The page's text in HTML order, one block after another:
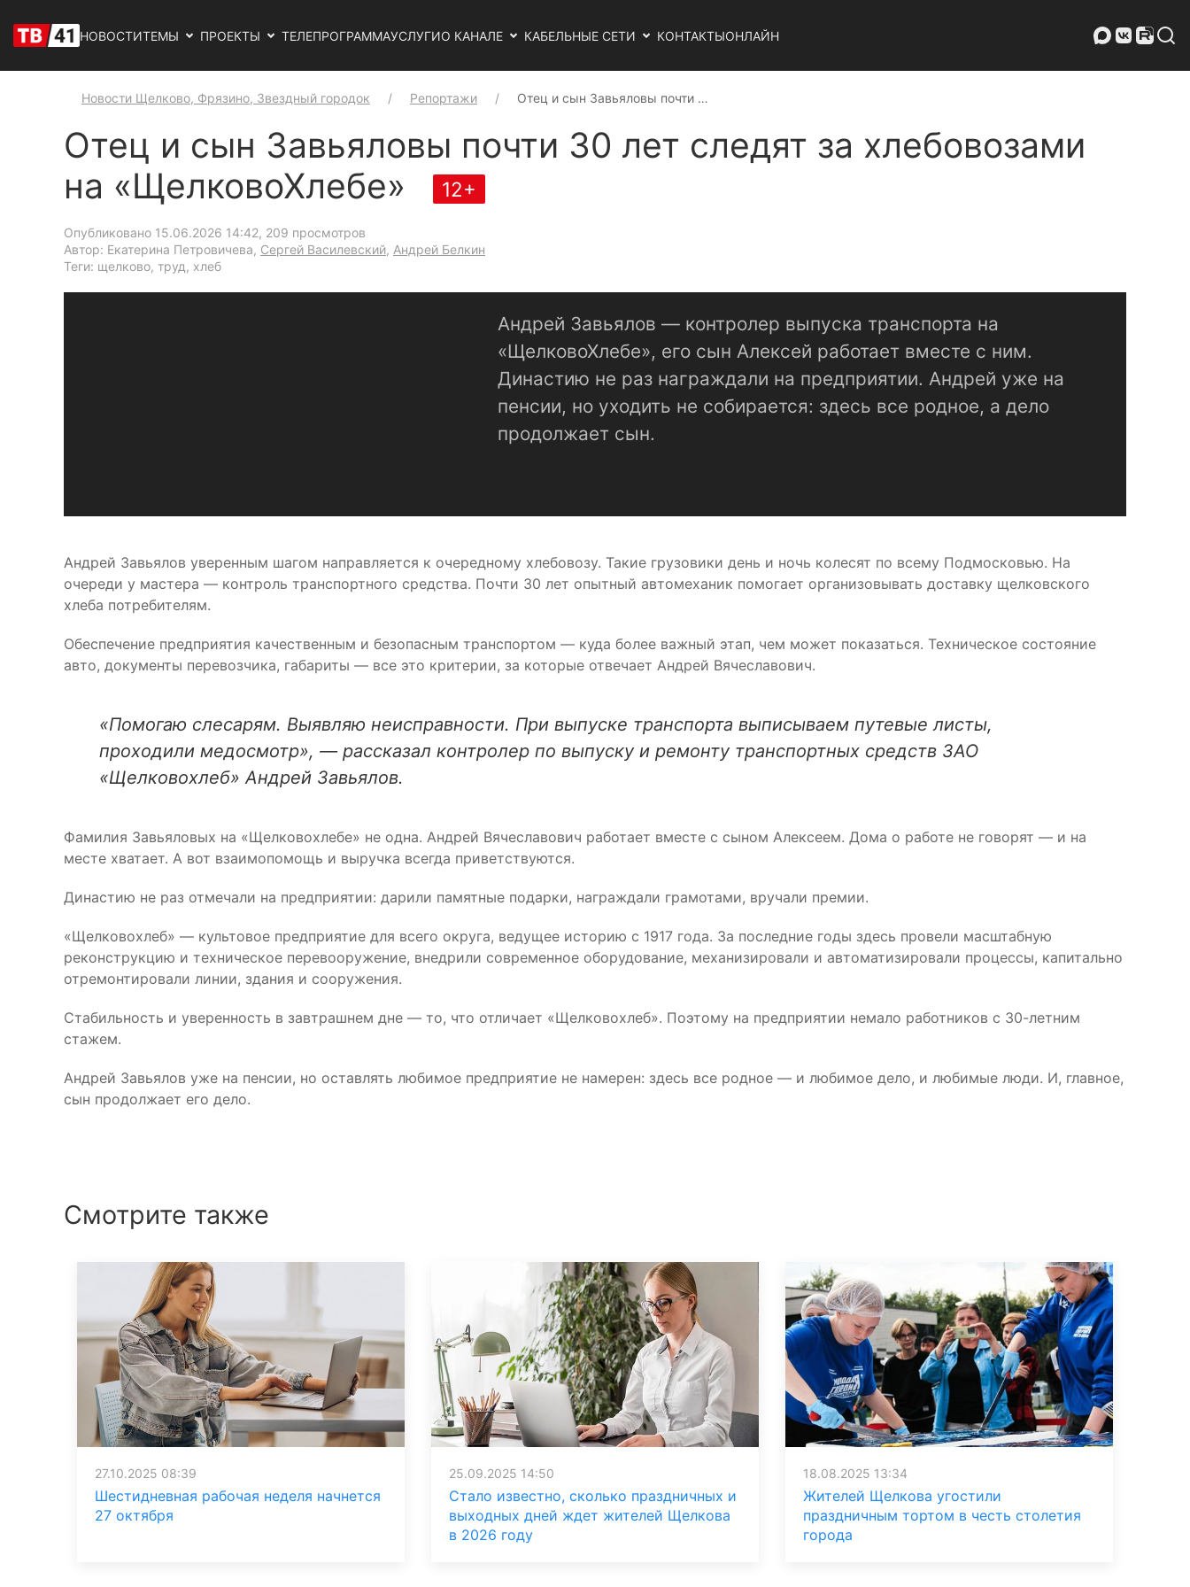
НОВОСТИТЕМЫ ПРОЕКТЫ ТЕЛЕПРОГРАММАУСЛУГИО КАНАЛЕ КАБЕЛЬНЫЕ СЕТИ КОНТАКТЫОНЛАЙН
Новости Щелково, Фрязино, Звездный городок Репортажи Отец и сын Завьяловы почти …
Отец и сын Завьяловы почти 30 лет следят за хлебовозами
на «ЩелковоХлебе»
12+
Опубликовано 15.06.2026 14:42, 209 просмотров
Автор: Екатерина Петровичева, Сергей Василевский, Андрей Белкин
Теги: щелково, труд, хлеб
Андрей Завьялов — контролер выпуска транспорта на
«ЩелковоХлебе», его сын Алексей работает вместе с ним.
Династию не раз награждали на предприятии. Андрей уже на
пенсии, но уходить не собирается: здесь все родное, а дело
продолжает сын.
Андрей Завьялов уверенным шагом направляется к очередному хлебовозу. Такие грузовики день и ночь колесят по всему Подмосковью. На
очереди у мастера — контроль транспортного средства. Почти 30 лет опытный автомеханик помогает организовывать доставку щелковского
хлеба потребителям.
Обеспечение предприятия качественным и безопасным транспортом — куда более важный этап, чем может показаться. Техническое состояние
авто, документы перевозчика, габариты — все это критерии, за которые отвечает Андрей Вячеславович.
«Помогаю слесарям. Выявляю неисправности. При выпуске транспорта выписываем путевые листы,
проходили медосмотр», — рассказал контролер по выпуску и ремонту транспортных средств ЗАО
«Щелковохлеб» Андрей Завьялов.
Фамилия Завьяловых на «Щелковохлебе» не одна. Андрей Вячеславович работает вместе с сыном Алексеем. Дома о работе не говорят — и на
месте хватает. А вот взаимопомощь и выручка всегда приветствуются.
Династию не раз отмечали на предприятии: дарили памятные подарки, награждали грамотами, вручали премии.
«Щелковохлеб» — культовое предприятие для всего округа, ведущее историю с 1917 года. За последние годы здесь провели масштабную
реконструкцию и техническое перевооружение, внедрили современное оборудование, механизировали и автоматизировали процессы, капитально
отремонтировали линии, здания и сооружения.
Стабильность и уверенность в завтрашнем дне — то, что отличает «Щелковохлеб». Поэтому на предприятии немало работников с 30-летним
стажем.
Андрей Завьялов уже на пенсии, но оставлять любимое предприятие не намерен: здесь все родное — и любимое дело, и любимые люди. И, главное,
сын продолжает его дело.
Смотрите также
27.10.2025 08:39
Шестидневная рабочая неделя начнется
27 октября
25.09.2025 14:50
Стало известно, сколько праздничных и
выходных дней ждет жителей Щелкова
в 2026 году
18.08.2025 13:34
Жителей Щелкова угостили
праздничным тортом в честь столетия
города